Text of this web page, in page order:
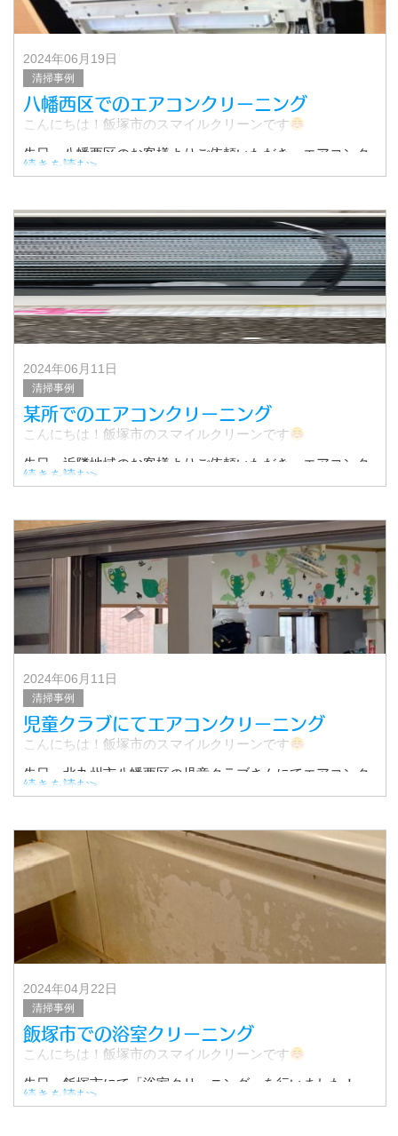
2024年06月19日
清掃事例
八幡西区でのエアコンクリーニング
こんにちは！飯塚市のスマイルクリーンです
先日、八幡西区のお客様よりご依頼いただき、エアコンク
リーニングを行いました。
コン1台、天井埋め込
続きを読む>
2024年06月11日
清掃事例
某所でのエアコンクリーニング
こんにちは！飯塚市のスマイルクリーンです
先日、近隣地域のお客様よりご依頼いただき、エアコンク
リーニングを行いました！
▼クリーニング前
続きを読む>
2024年06月11日
清掃事例
児童クラブにてエアコンクリーニング
こんにちは！飯塚市のスマイルクリーンです
先日、北九州市八幡西区の児童クラブさんにてエアコンク
リーニングを行いました！
続きを読む>
2024年04月22日
清掃事例
飯塚市での浴室クリーニング
こんにちは！飯塚市のスマイルクリーンです
先日、飯塚市にて「浴室クリーニング」を行いました！
今回はその作業について、ご紹介いたします！
続きを読む>